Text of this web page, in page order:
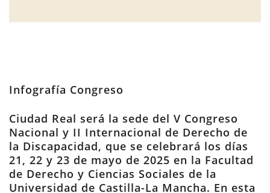
Infografía Congreso
Ciudad Real será la sede del V Congreso
Nacional y II Internacional de Derecho de
la Discapacidad, que se celebrará los días
21, 22 y 23 de mayo de 2025 en la Facultad
de Derecho y Ciencias Sociales de la
Universidad de Castilla-La Mancha. En esta